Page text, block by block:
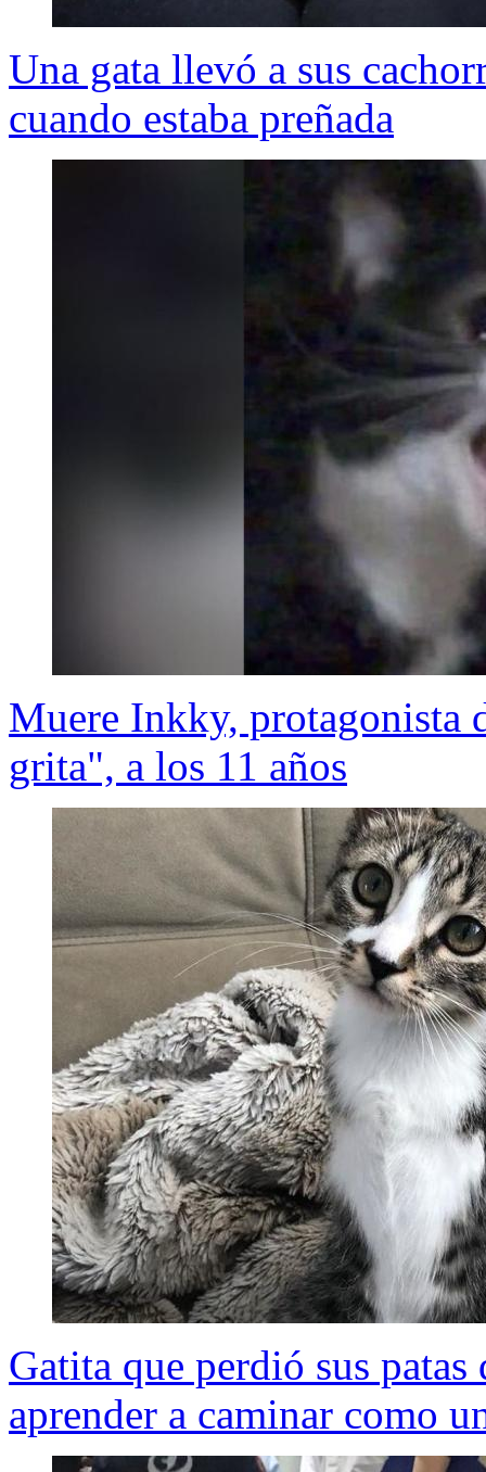
Una gata llevó a sus
cuando estaba preñada
Muere Inkky, protagonista
grita", a los 11 años
Gatita que perdió sus
aprender a caminar como